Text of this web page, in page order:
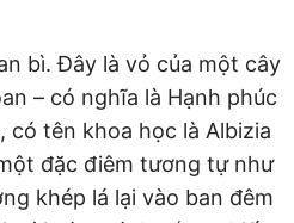
bì. Đây là vỏ của một cây
– có nghĩa là Hạnh phúc
có tên khoa học là Albizia
đặc điêm tương tự như
khép lá lại vào ban đêm